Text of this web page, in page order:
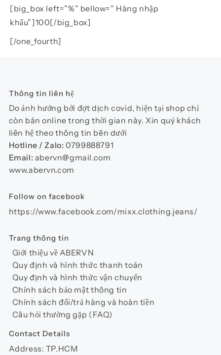
[big_box left=”%” bellow=” Hàng nhập
khẩu”]100[/big_box]
[/one_fourth]
Thông tin liên hệ
Do ảnh hưởng bởi đợt dịch covid, hiện tại shop chỉ
còn bán online trong thời gian này. Xin quý khách
liên hệ theo thông tin bên dưới
Hotline / Zalo:0799888791
Email: abervn@gmail.com
www.abervn.com
Follow on facebook
https://www.facebook.com/mixx.clothing.jeans/
Trang thông tin
Giới thiệu về ABERVN
Quy định và hình thức thanh toán
Quy định và hình thức vận chuyển
Chính sách bảo mật thông tin
Chính sách đổi/trả hàng và hoàn tiền
Câu hỏi thường gặp (FAQ)
Contact Details
Address: TP.HCM